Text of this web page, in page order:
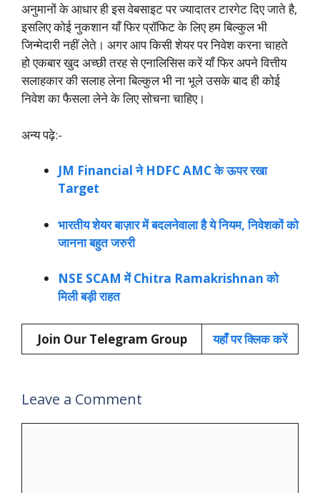
अनुमानों के आधार ही इस वेबसाइट पर ज्यादातर टारगेट दिए जाते है,
इसलिए कोई नुकशान याँ फिर प्रॉफिट के लिए हम बिल्कुल भी
जिन्मेदारी नहीं लेते। अगर आप किसी शेयर पर निवेश करना चाहते
हो एकबार खुद अच्छी तरह से एनालिसिस करें याँ फिर अपने वित्तीय
सलाहकार की सलाह लेना बिल्कुल भी ना भूले उसके बाद ही कोई
निवेश का फैसला लेने के लिए सोचना चाहिए।
अन्य पढ़े:-
JM Financial ने HDFC AMC के ऊपर रखा
Target
भारतीय शेयर बाज़ार में बदलनेवाला है ये नियम, निवेशकों को
जानना बहुत जरुरी
NSE SCAM में Chitra Ramakrishnan को
मिली बड़ी राहत
Join Our Telegram Group यहाँ पर क्लिक करें
Leave a Comment